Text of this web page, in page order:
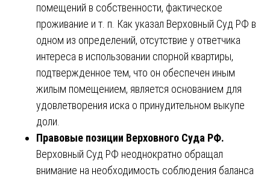
помещений в собственности, фактическое
проживание и т. п. Как указал Верховный Суд РФ в
одном из определений, отсутствие у ответчика
интереса в использовании спорной квартиры,
подтвержденное тем, что он обеспечен иным
жилым помещением, является основанием для
удовлетворения иска о принудительном выкупе
доли.
Правовые позиции Верховного Суда РФ.
Верховный Суд РФ неоднократно обращал
внимание на необходимость соблюдения баланса